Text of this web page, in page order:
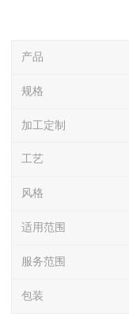
产品
规格
加工定制
工艺
风格
适用范围
服务范围
包装